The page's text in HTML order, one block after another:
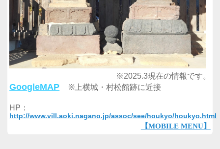
※2025.3現在の情報です。
GoogleMAP ※上横城・村松館跡に近接
HP：
http://www.vill.aoki.nagano.jp/assoc/see/houkyo/houkyo.html
【MOBILE MENU】